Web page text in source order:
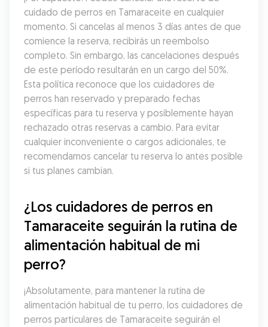
cuidado de perros en Tamaraceite en cualquier
momento. Si cancelas al menos 3 días antes de que
comience la reserva, recibirás un reembolso
completo. Sin embargo, las cancelaciones después
de este período resultarán en un cargo del 50%.
Esta política reconoce que los cuidadores de
perros han reservado y preparado fechas
específicas para tu reserva y posiblemente hayan
rechazado otras reservas a cambio. Para evitar
cualquier inconveniente o cargos adicionales, te
recomendamos cancelar tu reserva lo antes posible
si tus planes cambian.
¿Los cuidadores de perros en
Tamaraceite seguirán la rutina de
alimentación habitual de mi
perro?
¡Absolutamente, para mantener la rutina de
alimentación habitual de tu perro, los cuidadores de
perros particulares de Tamaraceite seguirán el